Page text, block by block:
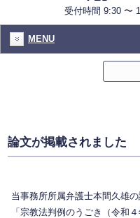
受付時間 9:30 〜
MENU
論文が掲載されました
当事務所所属弁護士本間久雄
「宗教法判例のうごき（令和